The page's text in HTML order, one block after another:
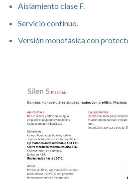
Aislamiento clase F.
Servicio continuo.
Versión monofásica con